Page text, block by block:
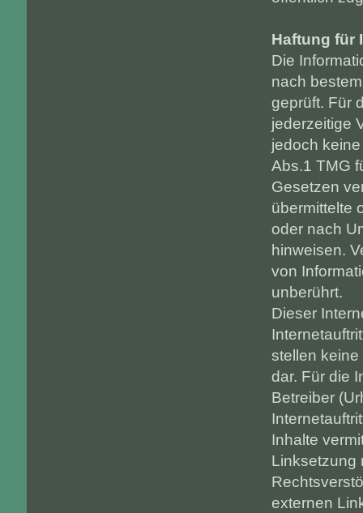
Haftung für
Die
nach
geprüft. Für
jederzeitige
jedoch
Abs.1 TMG
Gesetzen
übermittelte
oder nach
hinweisen.
von
unberührt.
Dieser
stellen
dar. Für die
Betreiber
Inhalte
Linksetzung
externen